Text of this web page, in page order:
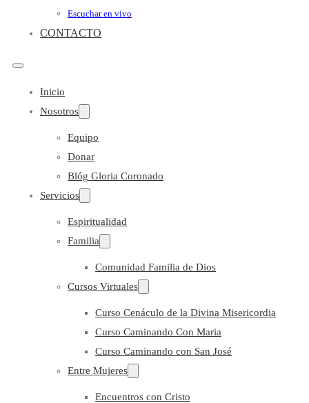
Escuchar en vivo
CONTACTO
Inicio
Nosotros
Equipo
Donar
Blóg Gloria Coronado
Servicios
Espiritualidad
Familia
Comunidad Familia de Dios
Cursos Virtuales
Curso Cenáculo de la Divina Misericordia
Curso Caminando Con Maria
Curso Caminando con San José
Entre Mujeres
Encuentros con Cristo